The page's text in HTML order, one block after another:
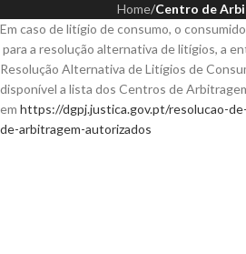
Home/Centro de
Em caso de litígio de consumo, o
para a resolução alternativa de litígios, a
Resolução Alternativa de Litígios de
disponível a lista dos Centros de
em https://dgpj.justica.gov.pt/resolucao-
de-arbitragem-autorizados